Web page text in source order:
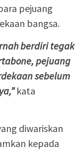
pejuang
bangsa.
berdiri tegak
pejuang
sebelum
kata
diwariskan
kepada